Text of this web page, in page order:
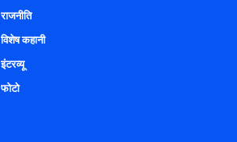
राजनीति
विशेष कहानी
इंटरव्यू
फोटो